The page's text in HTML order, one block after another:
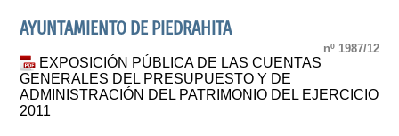
AYUNTAMIENTO DE PIEDRAHITA
nº 1987/12
EXPOSICIÓN PÚBLICA DE LAS CUENTAS
GENERALES DEL PRESUPUESTO Y DE
ADMINISTRACIÓN DEL PATRIMONIO DEL EJERCICIO
2011